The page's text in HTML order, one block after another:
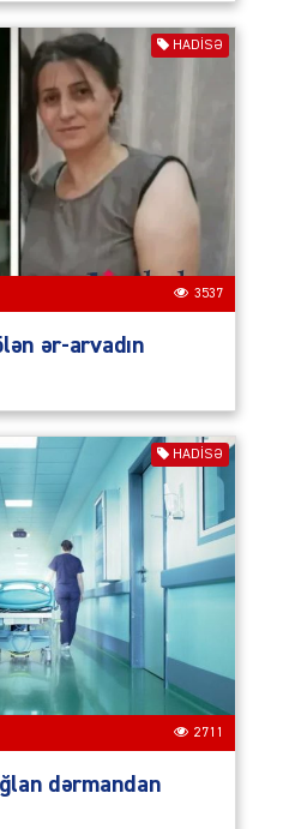
HADISƏ
3537
ər-arvadın
HADISƏ
2711
dərmandan